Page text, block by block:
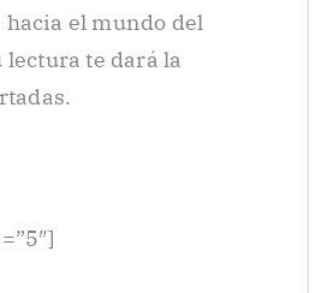
el mundo del
te dará la